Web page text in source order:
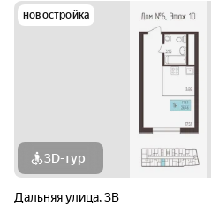
новостройка
3D-тур
Дальняя улица,3В